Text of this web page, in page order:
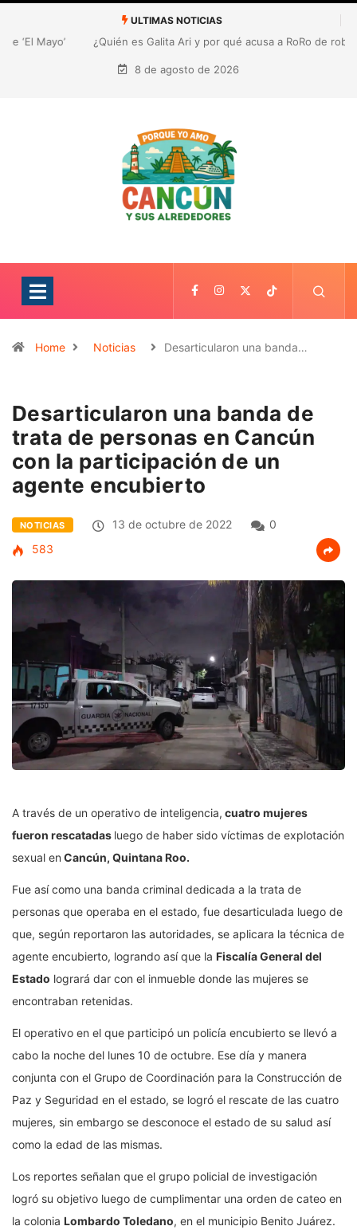
ULTIMAS NOTICIAS
¿Quién es Galita Ari y por qué acusa a RoRo de robar contenido?
La polémica que sacude las redes sociales
8 de agosto de 2026
Home Noticias Desarticularon una banda…
Desarticularon una banda de
trata de personas en Cancún
con la participación de un
agente encubierto
NOTICIAS 13 de octubre de 2022
0
583
A través de un operativo de inteligencia, cuatro mujeres
fueron rescatadas luego de haber sido víctimas de explotación
sexual en Cancún, Quintana Roo.
Fue así como una banda criminal dedicada a la trata de
personas que operaba en el estado, fue desarticulada luego de
que, según reportaron las autoridades, se aplicara la técnica de
agente encubierto, logrando así que la Fiscalía General del
Estado logrará dar con el inmueble donde las mujeres se
encontraban retenidas.
El operativo en el que participó un policía encubierto se llevó a
cabo la noche del lunes 10 de octubre. Ese día y manera
conjunta con el Grupo de Coordinación para la Construcción de
Paz y Seguridad en el estado, se logró el rescate de las cuatro
mujeres, sin embargo se desconoce el estado de su salud así
como la edad de las mismas.
Los reportes señalan que el grupo policial de investigación
logró su objetivo luego de cumplimentar una orden de cateo en
la colonia Lombardo Toledano, en el municipio Benito Juárez.